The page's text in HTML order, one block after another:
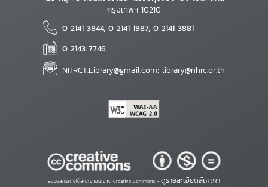
กรุงเทพฯ 10210
0 2141 3844, 0 2141 1987, 0 2141 3881
0 2143 7746
NHRCT.Library@gmail.com; library@nhrc.or.th
สงวนสิทธิ์ภายใต้สัญญาอนุญาต Creative Commons • ดูรายละเอียดสัญญา